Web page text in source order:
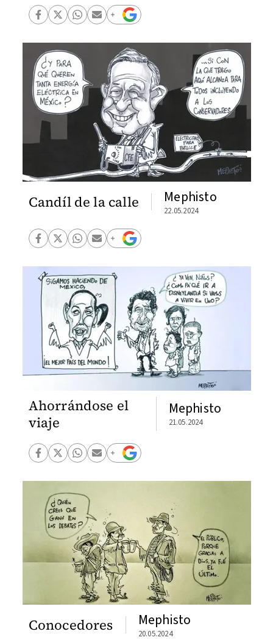
Candíl de la calle Mephisto
22.05.2024
Ahorrándose el
viaje
Mephisto
21.05.2024
Conocedores Mephisto
20.05.2024